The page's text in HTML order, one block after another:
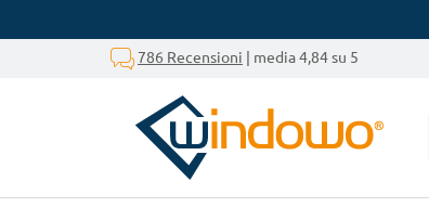
786 Recensioni | media 4,84 su 5